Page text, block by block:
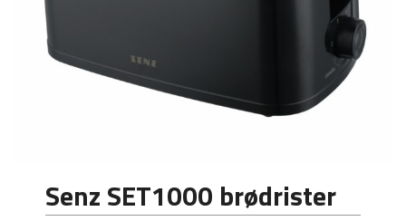
Senz SET1000 brødrister